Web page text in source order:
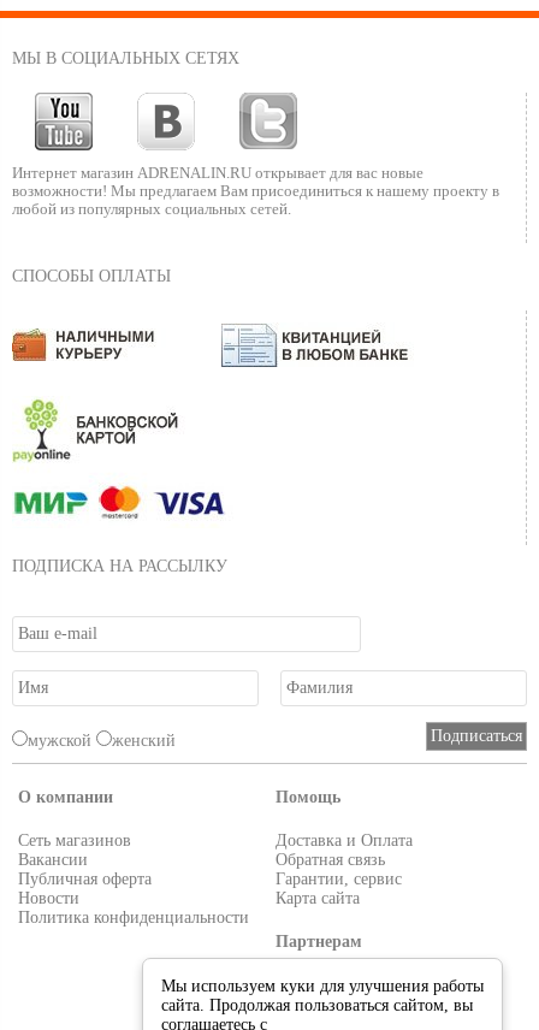
МЫ В СОЦИАЛЬНЫХ СЕТЯХ
Интернет магазин ADRENALIN.RU открывает для вас новые
возможности! Мы предлагаем Вам присоединиться к нашему проекту в
любой из популярных социальных сетей.
СПОСОБЫ ОПЛАТЫ
ПОДПИСКА НА РАССЫЛКУ
мужской женский
О компании
Сеть магазинов
Вакансии
Публичная оферта
Новости
Политика конфиденциальности
Помощь
Доставка и Оплата
Обратная связь
Гарантии, сервис
Карта сайта
Партнерам
Условия работы
Реквизиты
Мы используем куки для улучшения работы
сайта. Продолжая пользоваться сайтом, вы
соглашаетесь с